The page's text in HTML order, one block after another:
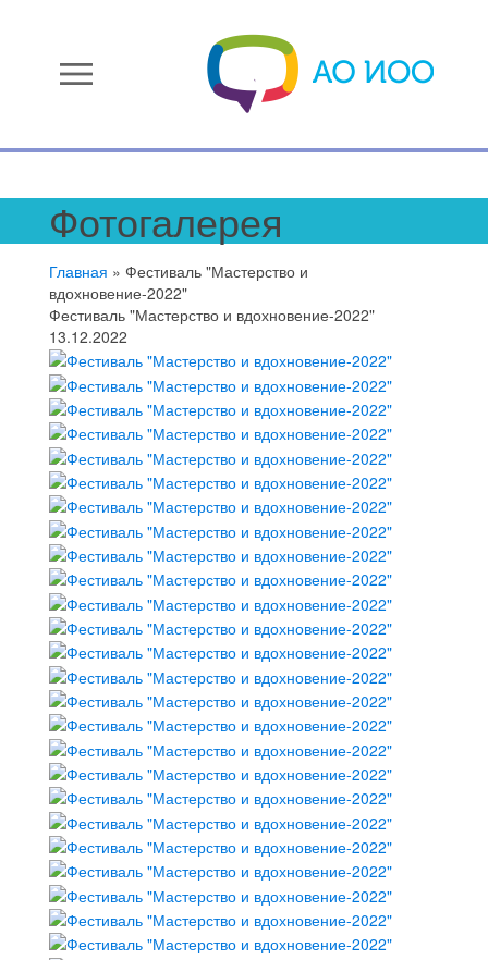
menu
Фотогалерея
Главная » Фестиваль "Мастерство и
вдохновение-2022"
Фестиваль "Мастерство и вдохновение-2022"
13.12.2022